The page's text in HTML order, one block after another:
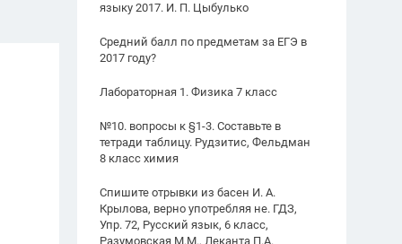
языку 2017. И. П. Цыбулько
Средний балл по предметам за ЕГЭ в
2017 году?
Лабораторная 1. Физика 7 класс
№10. вопросы к §1-3. Составьте в
тетради таблицу. Рудзитис, Фельдман
8 класс химия
Спишите отрывки из басен И. А.
Крылова, верно употребляя не. ГДЗ,
Упр. 72, Русский язык, 6 класс,
Разумовская М.М., Леканта П.А.